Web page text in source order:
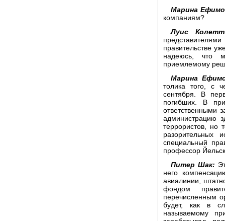
Марина
компаниям?
Луис
правительстве
надеюсь, что
приемлемому
Марина
толика того, с
сентября. В
погибших. В
ответственными
администрацию
террористов, но
разорительных
специальный
профессор
Питер Шак:
него
авиалинии,
фондом
перечисленным
будет, как в
называемому